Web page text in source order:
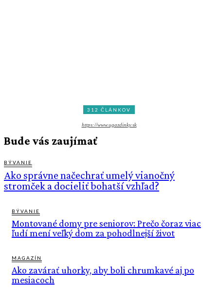
312 ČLÁNKOV
https://www.ugazdinky.sk
Bude vás zaujímať
BÝVANIE
Ako správne načechrať umelý vianočný
stromček a docieliť bohatší vzhľad?
BÝVANIE
Montované domy pre seniorov: Prečo čoraz viac
ľudí mení veľký dom za pohodlnejší život
MAGAZÍN
Ako zavárať uhorky, aby boli chrumkavé aj po
mesiacoch